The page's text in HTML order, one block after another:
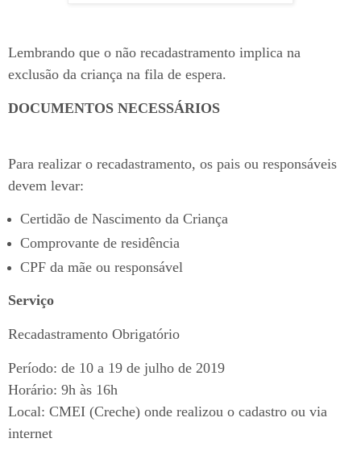
Lembrando que o não recadastramento implica na
exclusão da criança na fila de espera.
DOCUMENTOS NECESSÁRIOS
Para realizar o recadastramento, os pais ou responsáveis
devem levar:
Certidão de Nascimento da Criança
Comprovante de residência
CPF da mãe ou responsável
Serviço
Recadastramento Obrigatório
Período: de 10 a 19 de julho de 2019
Horário: 9h às 16h
Local: CMEI (Creche) onde realizou o cadastro ou via
internet